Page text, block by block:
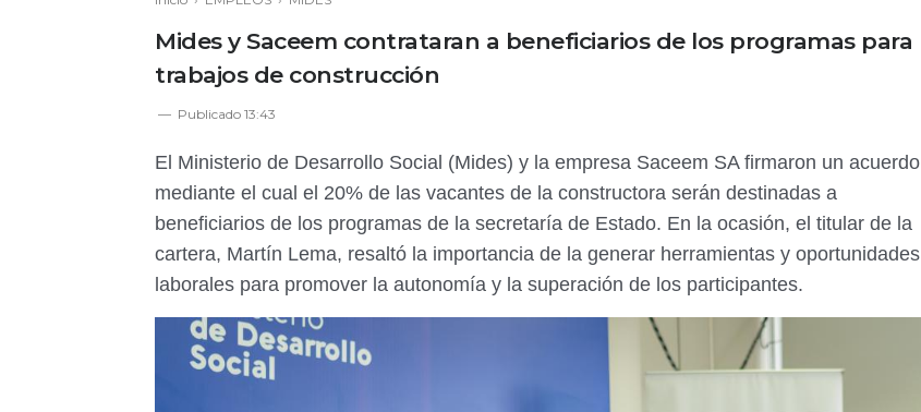
Mides y Saceem contrataran a beneficiarios de los programas para
trabajos de construcción
Publicado 13:43
El Ministerio de Desarrollo Social (Mides) y la empresa Saceem SA firmaron un acuerdo
mediante el cual el 20% de las vacantes de la constructora serán destinadas a
beneficiarios de los programas de la secretaría de Estado. En la ocasión, el titular de la
cartera, Martín Lema, resaltó la importancia de la generar herramientas y oportunidades
laborales para promover la autonomía y la superación de los participantes.